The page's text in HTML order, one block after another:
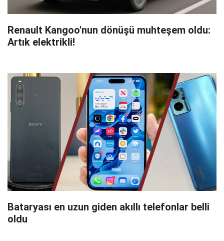
Renault Kangoo'nun dönüşü muhteşem oldu:
Artık elektrikli!
Bataryası en uzun giden akıllı telefonlar belli
oldu